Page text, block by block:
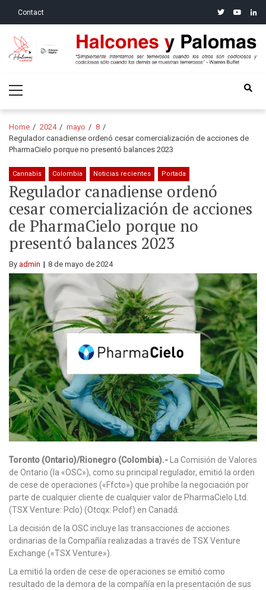
Contact twitteryoutube
Halcones y Palomas
Menu
Home 2024 mayo
8
Regulador canadiense ordenó cesar comercialización de acciones de
PharmaCielo porque no presentó balances 2023
Cannabis Colombia Noticias recientes Portada
Regulador canadiense ordenó
cesar comercialización de acciones
de PharmaCielo porque no
presentó balances 2023
By admin 8 de mayo de 2024
Toronto (Ontario)/Rionegro (Colombia).- La Comisión de Valores
de Ontario (la «OSC»), como su principal regulador, emitió la orden
de cese de operaciones («Ffcto») que prohíbe la negociación por
parte de cualquier cliente de cualquier valor de PharmaCielo Ltd.
(TSX Venture: Pclo) (Otcqx: Pclof) en Canadá.
La decisión de la OSC incluye las transacciones de acciones
ordinarias de la Compañía realizadas a través de TSX Venture
Exchange («TSX Venture»).
La emitió la orden de cese de operaciones se emitió como
resultado de la demora de la compañía en la presentación de sus